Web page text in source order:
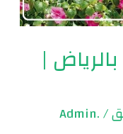
|
/
.Admin